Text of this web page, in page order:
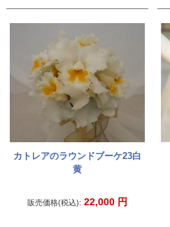
カトレアのラウンドブーケ23白
黄
販売価格(税込): 22,000 円